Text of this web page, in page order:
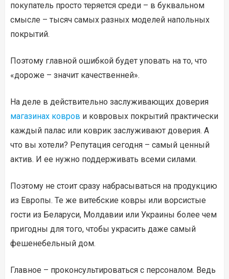
покупатель просто теряется среди – в буквальном
смысле – тысяч самых разных моделей напольных
покрытий.
Поэтому главной ошибкой будет уповать на то, что
«дороже – значит качественней».
На деле в действительно заслуживающих доверия
магазинах ковров и ковровых покрытий практически
каждый палас или коврик заслуживают доверия. А
что вы хотели? Репутация сегодня – самый ценный
актив. И ее нужно поддерживать всеми силами.
Поэтому не стоит сразу набрасываться на продукцию
из Европы. Те же витебские ковры или ворсистые
гости из Беларуси, Молдавии или Украины более чем
пригодны для того, чтобы украсить даже самый
фешенебельный дом.
Главное – проконсультироваться с персоналом. Ведь